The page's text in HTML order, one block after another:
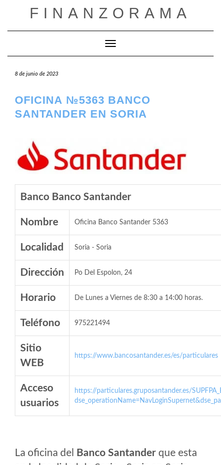
FINANZORAMA
Cambiar modo de navegación
8 de junio de 2023
OFICINA №5363 BANCO
SANTANDER EN SORIA
Banco Banco Santander
Nombre Oficina Banco Santander 5363
Localidad Soria - Soria
Dirección Po Del Espolon, 24
Horario De Lunes a Viernes de 8:30 a 14:00 horas.
Teléfono 975221494
Sitio
WEB
https://www.bancosantander.es/es/particulares
Acceso
usuarios
https://particulares.gruposantander.es/
La oficina del Banco Santander que esta